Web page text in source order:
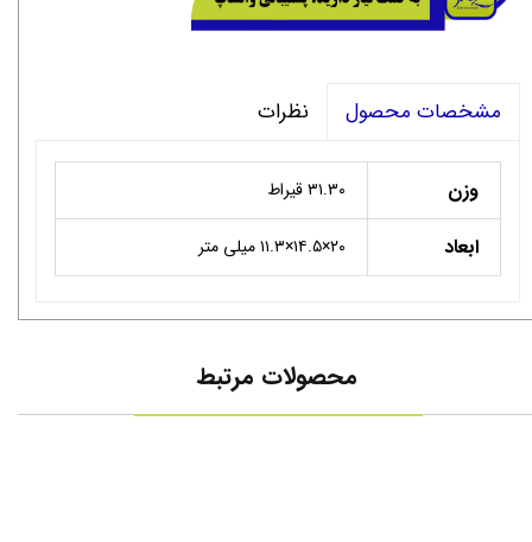
مشخصات محصول نظرات
وزن ۳۱.۳۰ قیراط
ابعاد ۲۰×۱۴.۵×۱۱.۳ میلی متر
محصولات مرتبط